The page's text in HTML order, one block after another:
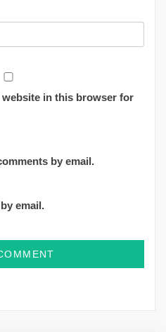
website in this browser for
by email.
email.